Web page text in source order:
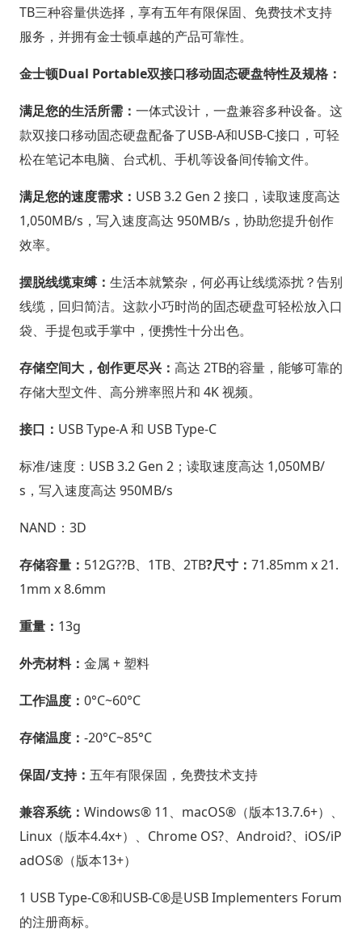
TB三种容量供选择，享有五年有限保固、免费技术支持
服务，并拥有金士顿卓越的产品可靠性。
金士顿Dual Portable双接口移动固态硬盘特性及规格：
满足您的生活所需： 一体式设计，一盘兼容多种设备。这
款双接口移动固态硬盘配备了USB-A和USB-C接口，可轻
松在笔记本电脑、台式机、手机等设备间传输文件。
满足您的速度需求： USB 3.2 Gen 2 接口，读取速度高达
1,050MB/s，写入速度高达 950MB/s，协助您提升创作
效率。
摆脱线缆束缚： 生活本就繁杂，何必再让线缆添扰？告别
线缆，回归简洁。这款小巧时尚的固态硬盘可轻松放入口
袋、手提包或手掌中，便携性十分出色。
存储空间大，创作更尽兴： 高达 2TB的容量，能够可靠的
存储大型文件、高分辨率照片和 4K 视频。
接口： USB Type-A 和 USB Type-C
标准/速度：USB 3.2 Gen 2；读取速度高达 1,050MB/
s，写入速度高达 950MB/s
NAND：3D
存储容量： 512G??B、1TB、2TB?尺寸： 71.85mm x 21.
1mm x 8.6mm
重量： 13g
外壳材料： 金属 + 塑料
工作温度： 0°C~60°C
存储温度： -20°C~85°C
保固/支持： 五年有限保固，免费技术支持
兼容系统： Windows® 11、macOS®（版本13.7.6+）、
Linux（版本4.4x+）、Chrome OS?、Android?、iOS/iP
adOS®（版本13+）
1 USB Type-C®和USB-C®是USB Implementers Forum
的注册商标。